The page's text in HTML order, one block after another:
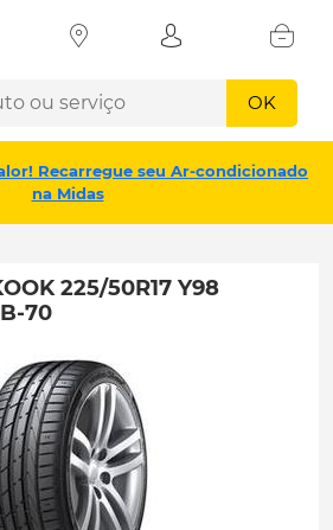
OK
Recarregue seu Ar-condicionado
na Midas
225/50R17 Y98
B-70